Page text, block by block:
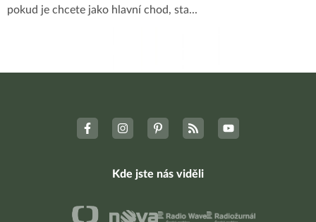
pokud je chcete jako hlavní chod, sta...
Kde jste nás viděli